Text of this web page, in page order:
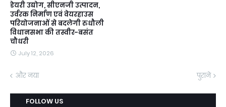
डेयरी उद्योग, सीएनजी उत्पादन,
उर्वरक निर्माण एवं वेयरहाउस
परियोजनाओं से बदलेगी रुधौली
विधानसभा की तस्वीर-बसंत
चौधरी
July 12, 2026
और नया पुराने
FOLLOW US